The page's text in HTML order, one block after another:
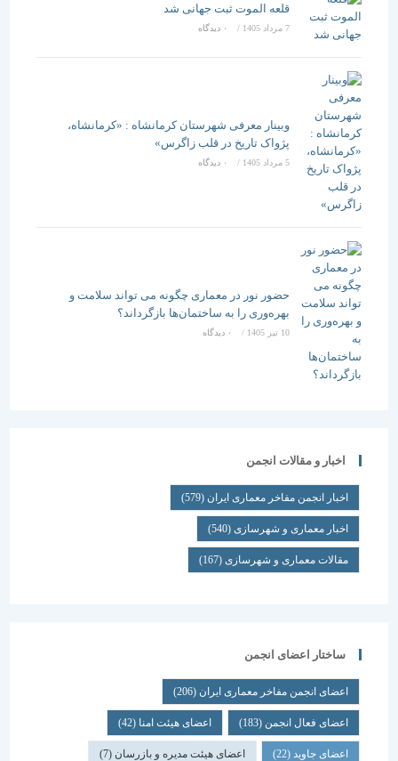
قلعه الموت ثبت جهانی شد
/ ۰ دیدگاه
وبینار معرفی شهرستان کرمانشاه : «کرمانشاه،
پژواک تاریخ در قلب زاگرس»
5 مرداد 1405 / ۰ دیدگاه
حضور نور در معماری چگونه می تواند سلامت و
بهره‌وری را به ساختمان‌ها بازگرداند؟
/ ۰ دیدگاه
اخبار و مقالات انجمن
اخبار انجمن مفاخر معماری ایران (579)
اخبار معماری و شهرسازی(540)
مقالات معماری و شهرسازی(167)
ساختار اعضای انجمن
اعضای انجمن مفاخر معماری ایران (206)
اعضای فعال انجمن(183) اعضای هیئت امنا(42)
اعضای جاوید(22) اعضای هیئت مدیره و بازرسان(7)